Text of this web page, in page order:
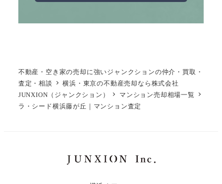
不動産・空き家の売却に強いジャンクションの仲介・買取・
査定・相談
横浜・東京の不動産売却なら株式会社
JUNXION（ジャンクション）
マンション売却相場一覧
ラ・シード横浜藤が丘｜マンション査定